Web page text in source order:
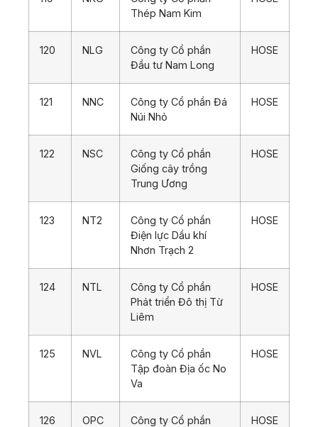
Thép Nam Kim
120 NLG
Công ty Cổ phần
Đầu tư Nam Long
HOSE
121 NNC
Công ty Cổ phần Đá
Núi Nhỏ
HOSE
122 NSC
Công ty Cổ phần
Giống cây trồng
Trung Ương
HOSE
123 NT2
Công ty Cổ phần
Điện lực Dầu khí
Nhơn Trạch 2
HOSE
124 NTL
Công ty Cổ phần
Phát triển Đô thị Từ
Liêm
HOSE
125 NVL
Công ty Cổ phần
Tập đoàn Địa ốc No
Va
HOSE
126 OPC
Công ty Cổ phần
HOSE